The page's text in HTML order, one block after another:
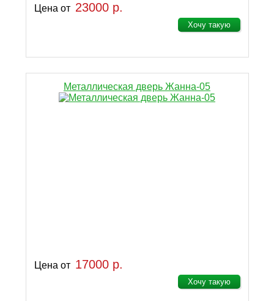
Цена от 23000 р.
Хочу такую
Металлическая дверь Жанна-05
Цена от 17000 р.
Хочу такую